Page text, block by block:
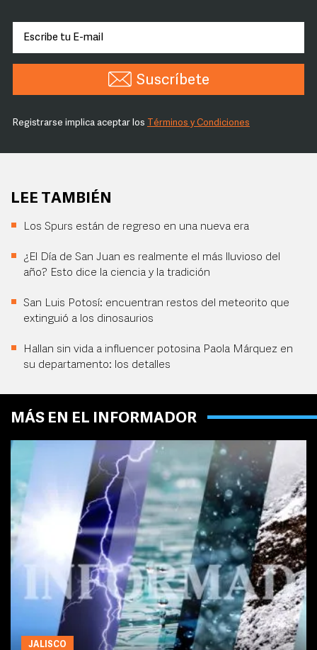
Suscríbete
Registrarse implica aceptar los Términos y Condiciones
LEE TAMBIÉN
Los Spurs están de regreso en una nueva era
¿El Día de San Juan es realmente el más lluvioso del
año? Esto dice la ciencia y la tradición
San Luis Potosí: encuentran restos del meteorito que
extinguió a los dinosaurios
Hallan sin vida a influencer potosina Paola Márquez en
su departamento: los detalles
MÁS EN EL INFORMADOR
JALISCO